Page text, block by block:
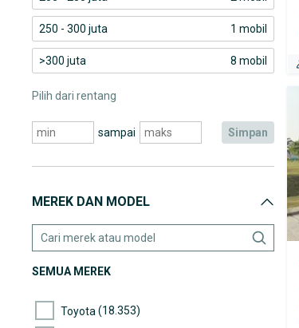
250 - 300 juta 1 mobil
>300 juta 8 mobil
Pilih dari rentang
sampai simpan
MEREK DAN MODEL
SEMUA MEREK
Toyota (18.353)